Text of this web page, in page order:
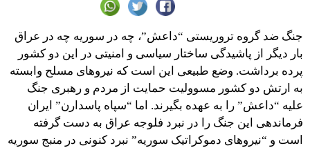
جنگ ضد گروه تروریستی “داعش”، چه در سوریه چه در عراق
بار دیگر از پاشیدگی ساختار سیاسی و امنیتی در این دو کشور
پرده برداشت. وضع طبیعی این است که نیروهای مسلح وابسته
به ارتش دو کشور مسوولیت حمایت از مردم و رهبری جنگ
علیه “داعش” را به عهده بگیرند. اما “سپاه پاسدارن” ایران
فرماندهی این جنگ را در نبرد فلوجه عراق به دست گرفته
است و “نیروهای دموکراتیک سوریه” نبرد کنونی در منبج سوریه